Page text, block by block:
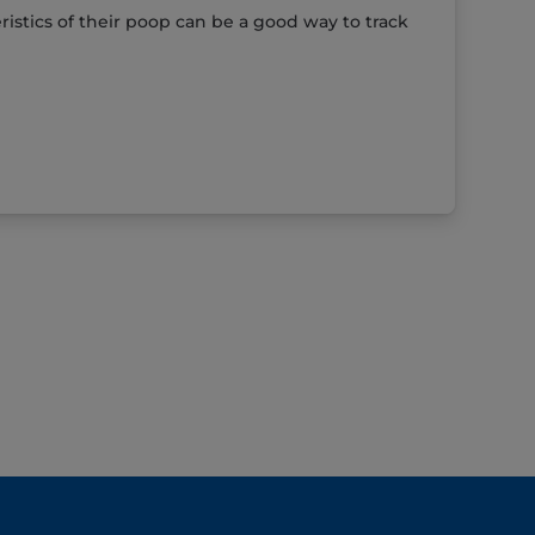
of their poop can be a good way to track